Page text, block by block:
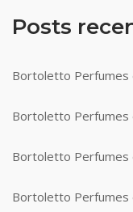
Posts
Bortoletto Perfumes
Bortoletto Perfumes
Bortoletto Perfumes
Bortoletto Perfumes